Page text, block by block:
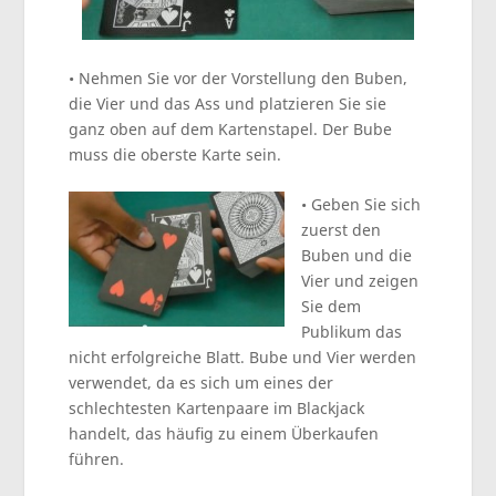
• Nehmen Sie vor der Vorstellung den Buben,
die Vier und das Ass und platzieren Sie sie
ganz oben auf dem Kartenstapel. Der Bube
muss die oberste Karte sein.
• Geben Sie sich
zuerst den
Buben und die
Vier und zeigen
Sie dem
Publikum das
nicht erfolgreiche Blatt. Bube und Vier werden
verwendet, da es sich um eines der
schlechtesten Kartenpaare im Blackjack
handelt, das häufig zu einem Überkaufen
führen.